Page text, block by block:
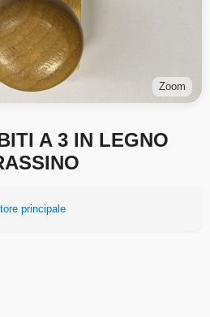
Zoom
A 3 IN LEGNO
principale